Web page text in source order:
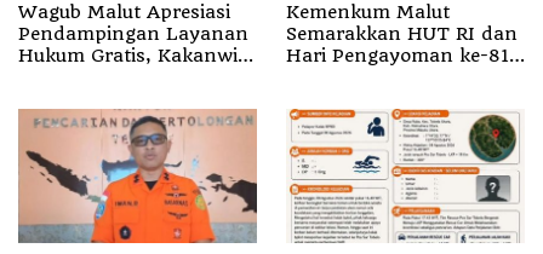
Wagub Malut Apresiasi
Pendampingan Layanan
Hukum Gratis, Kakanwil:
Kemenkum Malut
Semarakkan HUT RI dan
Hari Pengayoman ke-81